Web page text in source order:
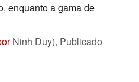
enquanto a gama de
Ninh Duy), Publicado